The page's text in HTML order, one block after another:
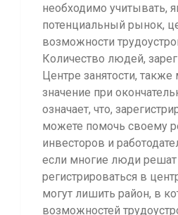
необходимо учитывать,
потенциальный рынок,
возможности
Количество людей,
Центре занятости,
значение при
означает, что,
можете помочь своему
инвесторов и
если многие люди решат
регистрироваться в
могут лишить район, в
возможностей